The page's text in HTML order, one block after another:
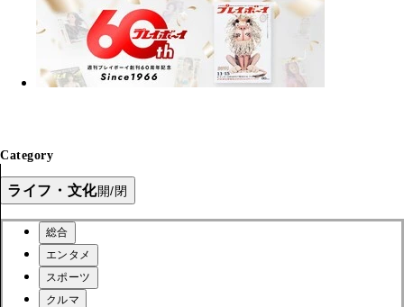
Category
ライフ・文化開/閉
総合
エンタメ
スポーツ
クルマ